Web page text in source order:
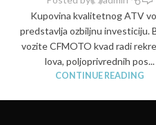
Kupovina kvalitetnog ATV
predstavlja ozbiljnu investiciju.
vozite CFMOTO kvad radi
lova, poljoprivrednih pos...
CONTINUE READING